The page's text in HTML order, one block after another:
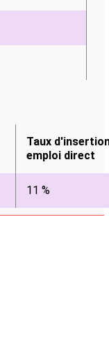
Taux
emploi direct
11 %